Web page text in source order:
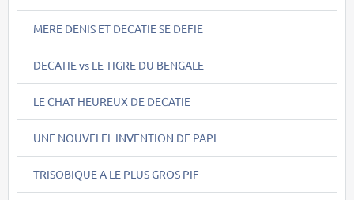
MERE DENIS ET DECATIE SE DEFIE
DECATIE vs LE TIGRE DU BENGALE
LE CHAT HEUREUX DE DECATIE
UNE NOUVELEL INVENTION DE PAPI
TRISOBIQUE A LE PLUS GROS PIF